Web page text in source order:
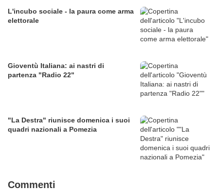
L'incubo sociale - la paura come arma
elettorale
Gioventù Italiana: ai nastri di
partenza "Radio 22"
"La Destra" riunisce domenica i suoi
quadri nazionali a Pomezia
Commenti